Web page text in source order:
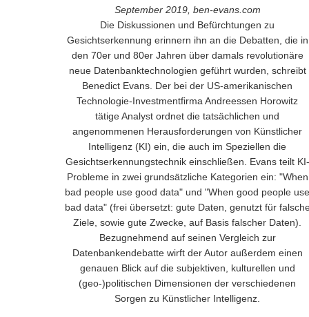
September 2019, ben-evans.com
Die Diskussionen und Befürchtungen zu
Gesichtserkennung erinnern ihn an die Debatten, die in
den 70er und 80er Jahren über damals revolutionäre
neue Datenbanktechnologien geführt wurden, schreibt
Benedict Evans. Der bei der US-amerikanischen
Technologie-Investmentfirma Andreessen Horowitz
tätige Analyst ordnet die tatsächlichen und
angenommenen Herausforderungen von Künstlicher
Intelligenz (KI) ein, die auch im Speziellen die
Gesichtserkennungstechnik einschließen. Evans teilt KI-
Probleme in zwei grundsätzliche Kategorien ein: "When
bad people use good data" und "When good people use
bad data" (frei übersetzt: gute Daten, genutzt für
Ziele, sowie gute Zwecke, auf Basis falscher Daten).
Bezugnehmend auf seinen Vergleich zur
Datenbankendebatte wirft der Autor außerdem einen
genauen Blick auf die subjektiven, kulturellen und
(geo-)politischen Dimensionen der verschiedenen
Sorgen zu Künstlicher Intelligenz.